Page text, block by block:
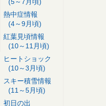
熱中症情報
(4～9月頃)
紅葉見頃情報
(10～11月頃)
ヒートショック
(10～3月頃)
スキー積雪情報
(11～5月頃)
初日の出